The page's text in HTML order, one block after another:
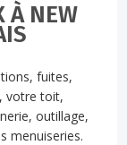
À NEW
fuites,
votre toit,
outillage,
menuiseries.